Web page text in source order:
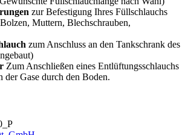
zur Befestigung Ihres Füllschlauchs
Bolzen, Muttern, Blechschrauben,
zum Anschluss an den Tankschrank des
Zum Anschließen eines Entlüftungsschlauchs
der Gase durch den Boden.